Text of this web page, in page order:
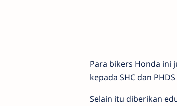
Para bikers Honda ini
kepada SHC dan
Selain itu diberikan